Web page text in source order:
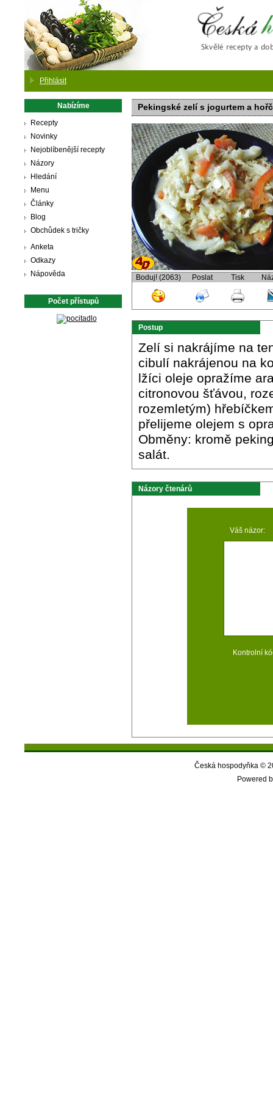
Přihlásit
Nabízíme
Recepty
Novinky
Nejoblíbenější recepty
Názory
Hledání
Menu
Články
Blog
Obchůdek s tričky
Anketa
Odkazy
Nápověda
Počet přístupů
Pekingské zelí s jogurtem a
Boduj! (2063) Poslat Tisk
Postup
Zelí si nakrájíme na
cibulí nakrájenou na
lžíci oleje opražíme
citronovou šťávou,
rozemletým)
přelijeme olejem s
Obměny: kromě
salát.
Názory čtenárů
Váš názor:
Kontrolní
Česká hospodyňka ©
Powered